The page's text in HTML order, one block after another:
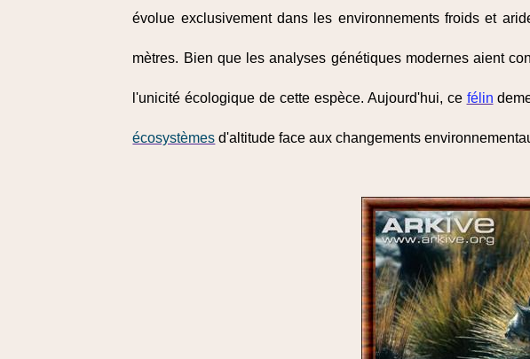
évolue exclusivement dans les environnements froids et
mètres. Bien que les analyses génétiques modernes aient
l'unicité écologique de cette espèce. Aujourd'hui, ce félin
écosystèmes d'altitude face aux changements